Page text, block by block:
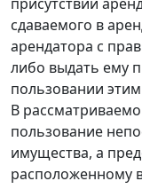
сдаваемого в
арендатора с
либо выдать ему
пользовании
В
пользование
имущества, а
расположенному